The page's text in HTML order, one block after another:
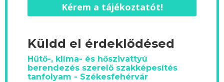
Kérem a tájékoztatót!
Küldd el érdeklődésed
Hűtő-, klíma- és hőszivattyú
berendezés szerelő szakképesítés
tanfolyam - Székesfehérvár